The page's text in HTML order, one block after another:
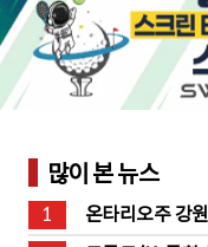
많이 본 뉴스
1
온타리오주 강